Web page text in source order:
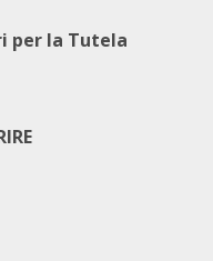
per la Tutela